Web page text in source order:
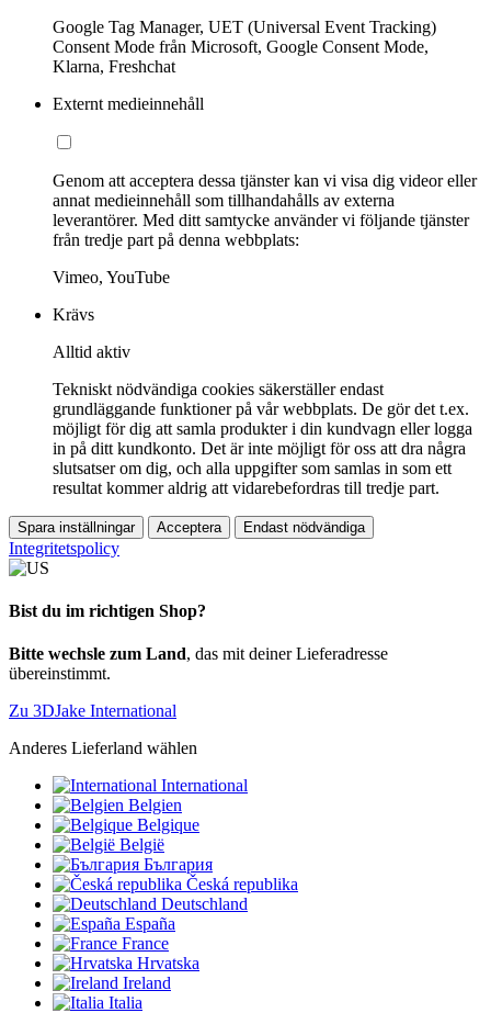
Google Tag Manager, UET (Universal Event Tracking)
Consent Mode från Microsoft, Google Consent Mode,
Klarna, Freshchat
Externt medieinnehåll
Genom att acceptera dessa tjänster kan vi visa dig videor eller
annat medieinnehåll som tillhandahålls av externa
leverantörer. Med ditt samtycke använder vi följande tjänster
från tredje part på denna webbplats:
Vimeo, YouTube
Krävs
Alltid aktiv
Tekniskt nödvändiga cookies säkerställer endast
grundläggande funktioner på vår webbplats. De gör det t.ex.
möjligt för dig att samla produkter i din kundvagn eller logga
in på ditt kundkonto. Det är inte möjligt för oss att dra några
slutsatser om dig, och alla uppgifter som samlas in som ett
resultat kommer aldrig att vidarebefordras till tredje part.
Spara inställningar Acceptera Endast nödvändiga
Integritetspolicy
Bist du im richtigen Shop?
Bitte wechsle zum Land, das mit deiner Lieferadresse
übereinstimmt.
Zu 3DJake International
Anderes Lieferland wählen
International
Belgien
Belgique
België
България
Česká republika
Deutschland
España
France
Hrvatska
Ireland
Italia